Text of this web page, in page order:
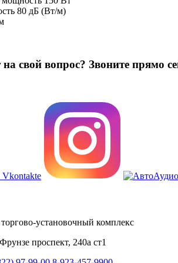
80 дБ (Вт/м)
свой вопрос? Звоните прямо
установочный комплекс
проспект, 240а ст1